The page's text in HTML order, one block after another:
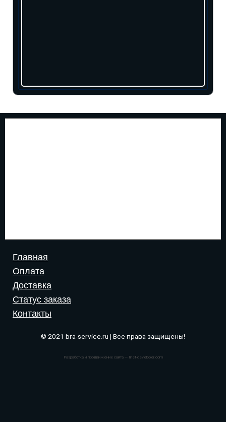
Главная
Оплата
Доставка
Статус заказа
Контакты
© 2021 bra-service.ru | Все права защищены!
Разработка и продвижение сайта — Inet-developer.com